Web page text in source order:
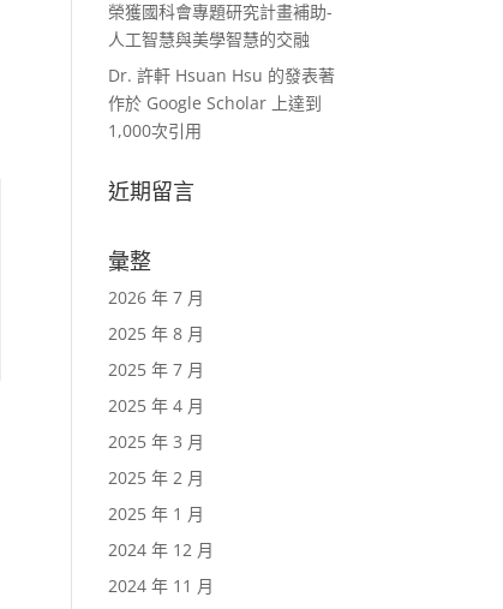
榮獲國科會專題研究計畫補助-
人工智慧與美學智慧的交融
Dr. 許軒 Hsuan Hsu 的發表著
作於 Google Scholar 上達到
1,000次引用
近期留言
彙整
2026 年 7 月
2025 年 8 月
2025 年 7 月
2025 年 4 月
2025 年 3 月
2025 年 2 月
2025 年 1 月
2024 年 12 月
2024 年 11 月